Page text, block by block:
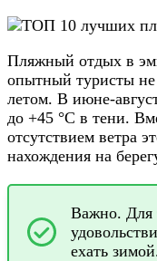
Пляжный отдых в
опытный туристы
летом. В июне-
до +45 °С в тени.
отсутствием ветра
нахождения на
Важно. Для
ехать